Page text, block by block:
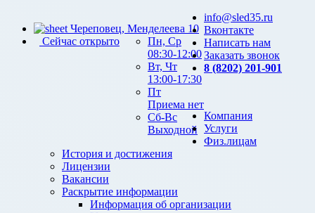
Череповец, Менделеева 10
Сейчас открыто
Пн, Ср
08:30-12:00
Вт, Чт
13:00-17:30
Пт
Приема нет
Сб-Вс
Выходной
info@sled35.ru
Вконтакте
Написать нам
Заказать звонок
8 (8202) 201-901
Компания
История и достижения
Лицензии
Вакансии
Раскрытие информации
Информация об организации
Услуги
Физ.лицам